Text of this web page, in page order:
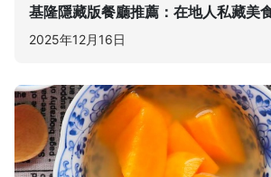
基隆隱藏版餐廳推薦：在地人私藏美
2025年12月16日